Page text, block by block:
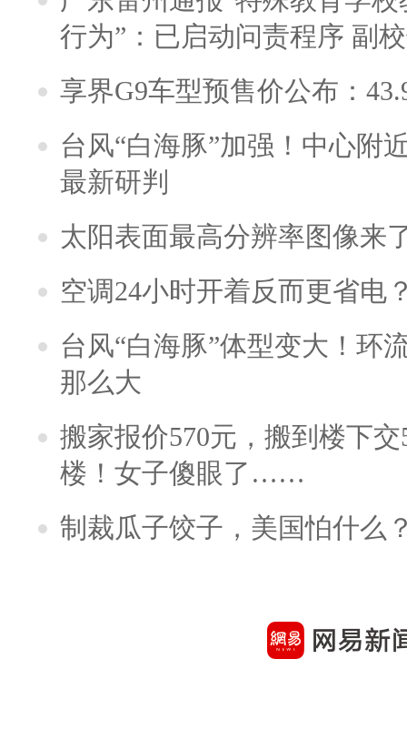
行为”：已启动问责程序 副
享界G9车型预售价公布：
台风“白海豚”加强！中心附
最新研判
太阳表面最高分辨率图像来
空调24小时开着反而更省电
台风“白海豚”体型变大！环
那么大
搬家报价570元，搬到楼下
楼！女子傻眼了……
制裁瓜子饺子，美国怕什么